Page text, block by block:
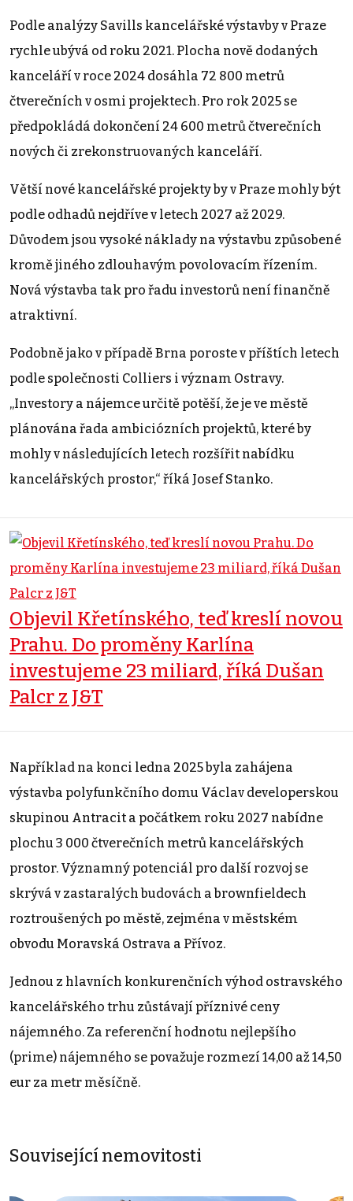
Podle analýzy Savills kancelářské výstavby v Praze
rychle ubývá od roku 2021. Plocha nově dodaných
kanceláří v roce 2024 dosáhla 72 800 metrů
čtverečních v osmi projektech. Pro rok 2025 se
předpokládá dokončení 24 600 metrů čtverečních
nových či zrekonstruovaných kanceláří.
Větší nové kancelářské projekty by v Praze mohly být
podle odhadů nejdříve v letech 2027 až 2029.
Důvodem jsou vysoké náklady na výstavbu způsobené
kromě jiného zdlouhavým povolovacím řízením.
Nová výstavba tak pro řadu investorů není finančně
atraktivní.
Podobně jako v případě Brna poroste v příštích letech
podle společnosti Colliers i význam Ostravy.
„Investory a nájemce určitě potěší, že je ve městě
plánována řada ambiciózních projektů, které by
mohly v následujících letech rozšířit nabídku
kancelářských prostor,“ říká Josef Stanko.
Objevil Křetínského, teď kreslí novou
Prahu. Do proměny Karlína
investujeme 23 miliard, říká Dušan
Palcr z J&T
Například na konci ledna 2025 byla zahájena
výstavba polyfunkčního domu Václav developerskou
skupinou Antracit a počátkem roku 2027 nabídne
plochu 3 000 čtverečních metrů kancelářských
prostor. Významný potenciál pro další rozvoj se
skrývá v zastaralých budovách a brownfieldech
roztroušených po městě, zejména v městském
obvodu Moravská Ostrava a Přívoz.
Jednou z hlavních konkurenčních výhod ostravského
kancelářského trhu zůstávají příznivé ceny
nájemného. Za referenční hodnotu nejlepšího
(prime) nájemného se považuje rozmezí 14,00 až 14,50
eur za metr měsíčně.
Související nemovitosti